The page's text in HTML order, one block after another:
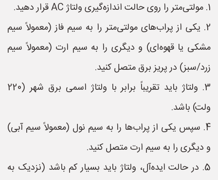
1. مولتی‌متر را روی حالت اندازه‌گیری ولتاژ AC قرار دهید.
2. یکی از پراب‌های مولتی‌متر را به سیم فاز (معمولاً سیم
مشکی یا قهوه‌ای) و دیگری را به سیم ارت (معمولاً سیم
زرد/سبز) در پریز برق متصل کنید.
3. ولتاژ باید تقریباً برابر با ولتاژ اسمی برق شهر (220
ولت) باشد.
4. سپس یکی از پراب‌ها را به سیم نول (معمولاً سیم آبی)
و دیگری را به سیم ارت متصل کنید.
5. در حالت ایده‌آل، ولتاژ باید بسیار کم باشد (نزدیک به